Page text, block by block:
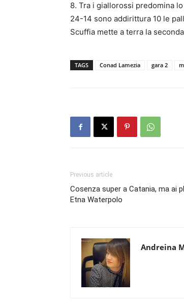
8. Tra i giallorossi predomina
24-14 sono addirittura 10 le
Scuffia mette a terra la
TAGS Conad Lamezia gara 2
Previous article
Cosenza super a Catania, ma ai
Etna Waterpolo
Andreina